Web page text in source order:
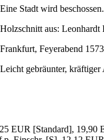
Eine Stadt wird beschossen.
Holzschnitt aus:
Frankfurt, Feyerabend
Leicht gebräunter,
EUR [Standard],